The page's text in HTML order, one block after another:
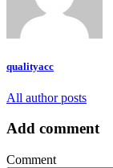
qualityacc
All author posts
Add comment
Comment